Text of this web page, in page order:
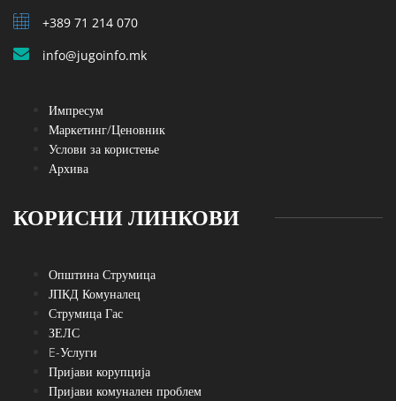
+389 71 214 070
info@jugoinfo.mk
Импресум
Маркетинг/Ценовник
Услови за користење
Архива
КОРИСНИ ЛИНКОВИ
Општина Струмица
ЈПКД Комуналец
Струмица Гас
ЗЕЛС
E-Услуги
Пријави корупција
Пријави комунален проблем